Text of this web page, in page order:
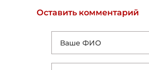
Оставить комментарий